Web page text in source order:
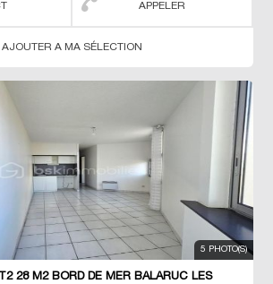
APPELER
AJOUTER A MA SÉLECTION
5 PHOTO(S)
28 M2 BORD DE MER BALARUC LES